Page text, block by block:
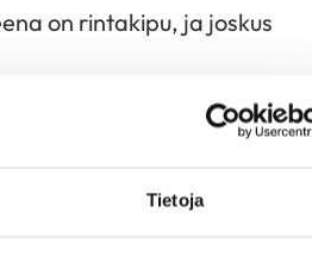
Tietoja
on rintakipu, ja joskus
nopeuttavat sykettä.
kannabis saattaa